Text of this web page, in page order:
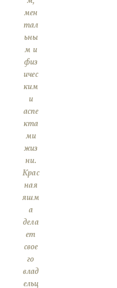
мен
тал
ьны
м и
физ
ичес
ким
и
аспе
кта
ми
жиз
ни.
Крас
ная
яшм
а
дела
ет
свое
го
влад
ельц